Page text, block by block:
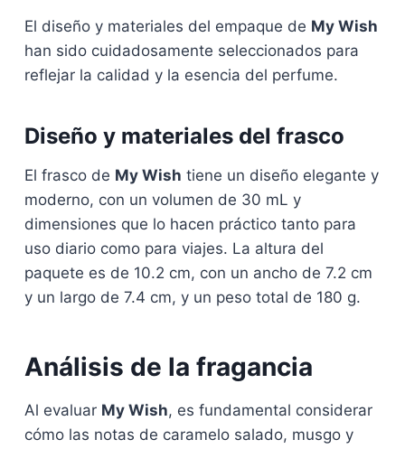
El diseño y materiales del empaque de My Wish
han sido cuidadosamente seleccionados para
reflejar la calidad y la esencia del perfume.
Diseño y materiales del frasco
El frasco de My Wish tiene un diseño elegante y
moderno, con un volumen de 30 mL y
dimensiones que lo hacen práctico tanto para
uso diario como para viajes. La altura del
paquete es de 10.2 cm, con un ancho de 7.2 cm
y un largo de 7.4 cm, y un peso total de 180 g.
Análisis de la fragancia
Al evaluar My Wish, es fundamental considerar
cómo las notas de caramelo salado, musgo y